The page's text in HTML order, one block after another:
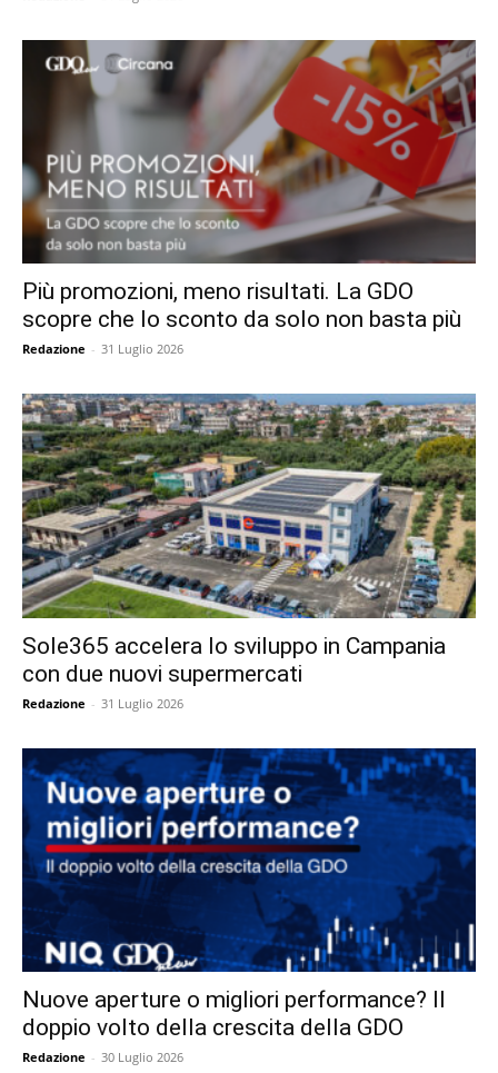
Più promozioni, meno risultati. La GDO
scopre che lo sconto da solo non basta più
Redazione - 31 Luglio 2026
Sole365 accelera lo sviluppo in Campania
con due nuovi supermercati
Redazione - 31 Luglio 2026
Nuove aperture o migliori performance? Il
doppio volto della crescita della GDO
Redazione - 30 Luglio 2026